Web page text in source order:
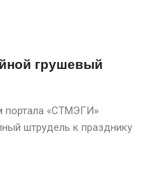
грушевый
портала «СТМЭГИ»
штрудель к празднику